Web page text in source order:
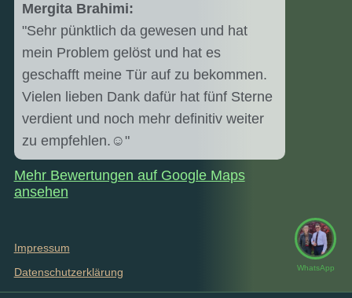
Mergita Brahimi:
"Sehr pünktlich da gewesen und hat
mein Problem gelöst und hat es
geschafft meine Tür auf zu bekommen.
Vielen lieben Dank dafür hat fünf Sterne
verdient und noch mehr definitiv weiter
zu empfehlen.☺️"
Mehr Bewertungen auf Google Maps
ansehen
Impressum
Datenschutzerklärung
WhatsApp